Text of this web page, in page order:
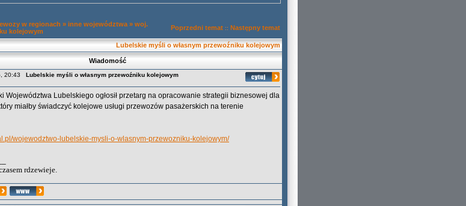
w regionach » inne województwa » woj.
kolejowym Poprzedni temat :: Następny temat
Lubelskie myśli o własnym przewoźniku kolejowym
Wiadomość
20:43 Lubelskie myśli o własnym przewoźniku kolejowym
Województwa Lubelskiego ogłosił przetarg na opracowanie strategii biznesowej dla
miałby świadczyć kolejowe usługi przewozów pasażerskich na terenie
wojewodztwo-lubelskie-mysli-o-wlasnym-przewozniku-kolejowym/
rdzewieje.